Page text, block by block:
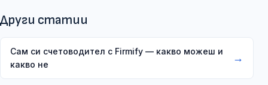
Други статии
Сам си счетоводител с Firmify — какво можеш и
какво не
→